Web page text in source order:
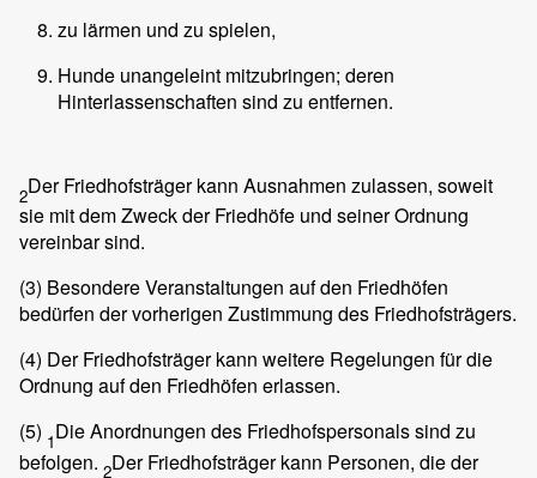
zu lärmen und zu spielen,
Hunde unangeleint mitzubringen; deren
Hinterlassenschaften sind zu entfernen.
2Der Friedhofsträger kann Ausnahmen zulassen, soweit
sie mit dem Zweck der Friedhöfe und seiner Ordnung
vereinbar sind.
(3) Besondere Veranstaltungen auf den Friedhöfen
bedürfen der vorherigen Zustimmung des Friedhofsträgers.
(4) Der Friedhofsträger kann weitere Regelungen für die
Ordnung auf den Friedhöfen erlassen.
(5) 1Die Anordnungen des Friedhofspersonals sind zu
befolgen. 2Der Friedhofsträger kann Personen, die der